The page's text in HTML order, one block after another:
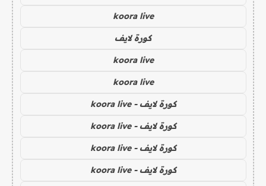
koora live
كورة لايف
koora live
koora live
كورة لايف - koora live
كورة لايف - koora live
كورة لايف - koora live
كورة لايف - koora live